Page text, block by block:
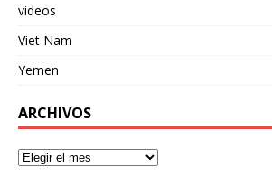
videos
Viet Nam
Yemen
ARCHIVOS